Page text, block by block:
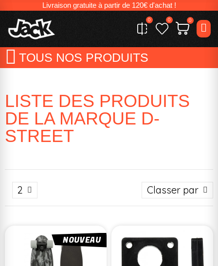
Livraison gratuite à partir de 120€ d'achat !
0 0 0
TOUS NOS PRODUITS
LISTE DES PRODUITS
DE LA MARQUE D-
STREET
2 Classer par
NOUVEAU